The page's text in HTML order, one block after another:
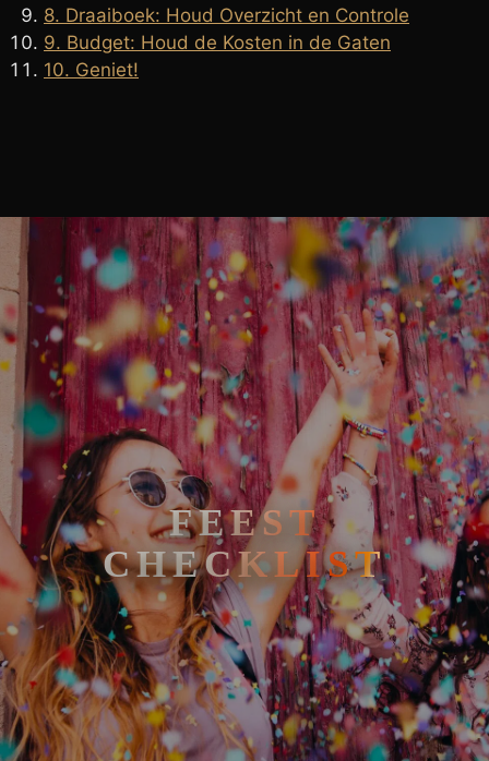
8. Draaiboek: Houd Overzicht en Controle
9. Budget: Houd de Kosten in de Gaten
10. Geniet!
FEEST
CHECKLIST